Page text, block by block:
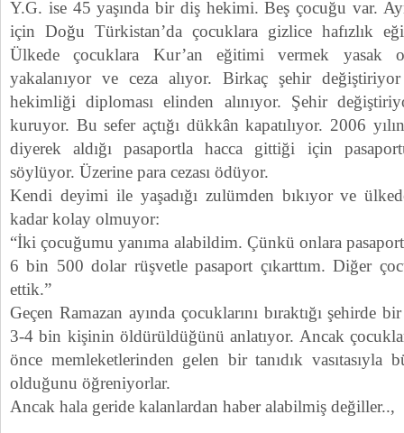
Y.G. ise 45 yaşında bir diş hekimi. Beş çocuğu var.
için Doğu Türkistan’da çocuklara gizlice hafızlık
Ülkede çocuklara Kur’an eğitimi vermek yasak
yakalanıyor ve ceza alıyor. Birkaç şehir
hekimliği diploması elinden alınıyor. Şehir
kuruyor. Bu sefer açtığı dükkân kapatılıyor. 2006
diyerek aldığı pasaportla hacca gittiği için
söylüyor. Üzerine para cezası ödüyor.
Kendi deyimi ile yaşadığı zulümden bıkıyor ve
kadar kolay olmuyor:
“İki çocuğumu yanıma alabildim. Çünkü onlara
6 bin 500 dolar rüşvetle pasaport çıkarttım. Diğer
ettik.”
Geçen Ramazan ayında çocuklarını bıraktığı şehirde
3-4 bin kişinin öldürüldüğünü anlatıyor. Ancak
önce memleketlerinden gelen bir tanıdık vasıtasıyla
olduğunu öğreniyorlar.
Ancak hala geride kalanlardan haber alabilmiş değiller..,